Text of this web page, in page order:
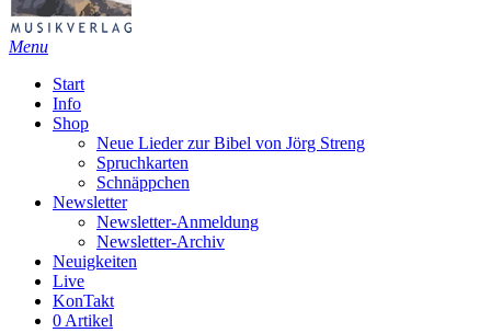
search
Menu
Start
Info
Shop
Neue Lieder zur Bibel von Jörg Streng
Spruchkarten
Schnäppchen
Newsletter
Newsletter-Anmeldung
Newsletter-Archiv
Neuigkeiten
Live
KonTakt
0 Artikel